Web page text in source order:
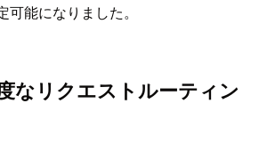
能になりました。
なリクエストルーティン